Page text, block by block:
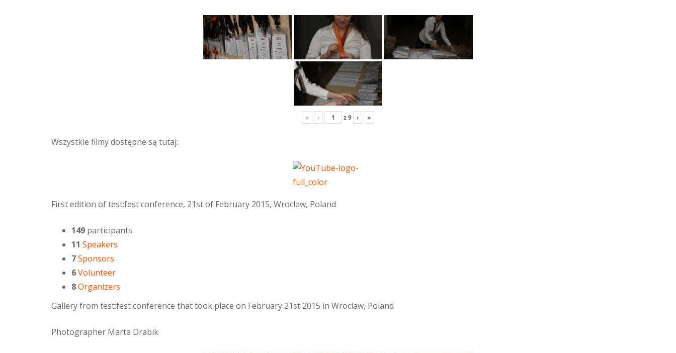
« ‹ z9 › »
Wszystkie filmy dostępne są tutaj:
First edition of test:fest conference, 21st of February 2015, Wroclaw, Poland
149 participants
11 Speakers
7Sponsors
6Volunteer
8Organizers
Gallery from test:fest conference that took place on February 21st 2015 in Wroclaw, Poland
Photographer Marta Drabik